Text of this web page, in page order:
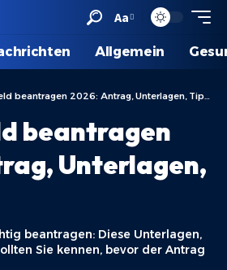
Aa
Allgemein
beantragen 2026: Antrag, Unterlagen, Tipps
beantragen
Unterlagen,
beantragen: Diese Unterlagen,
Sie kennen, bevor der Antrag